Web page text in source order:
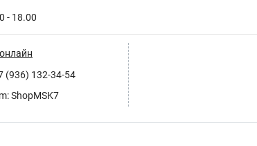
- 18.00
(936) 132-34-54
ShopMSK7